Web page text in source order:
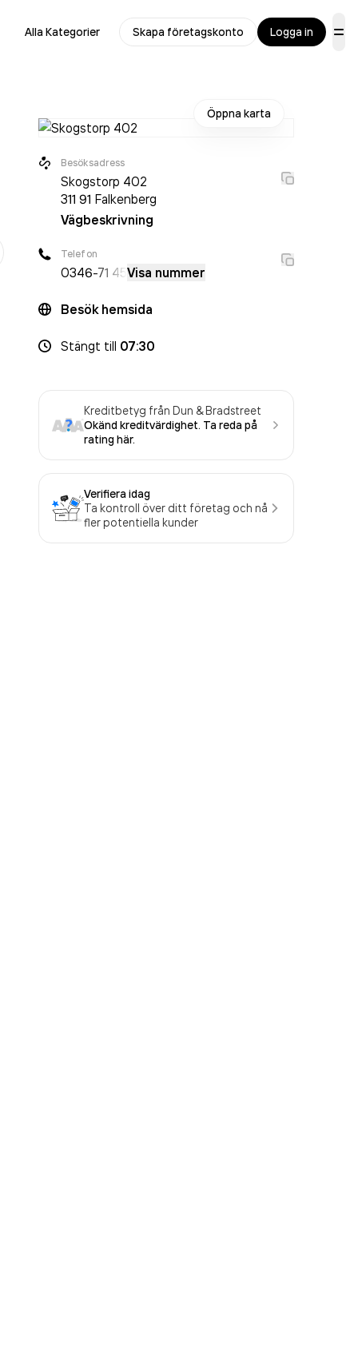
Alla Kategorier Skapa företagskonto Logga in
Öppna karta
Besöksadress
Skogstorp 402
311 91 Falkenberg
Vägbeskrivning
Telefon
0346-71 45 Visa nummer
Besök hemsida
Stängt till 07:30
Kreditbetyg från Dun & Bradstreet
Okänd kreditvärdighet. Ta reda på
rating här.
Verifiera idag
Ta kontroll över ditt företag och nå
fler potentiella kunder